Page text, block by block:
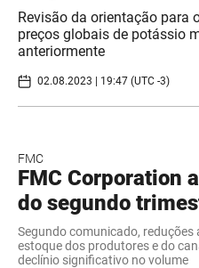
Revisão da orientação para
preços globais de potássio
anteriormente
02.08.2023 | 19:47 (UTC -3)
FMC
FMC Corporation
do segundo
Segundo comunicado,
estoque dos produtores e do
declínio significativo no volume